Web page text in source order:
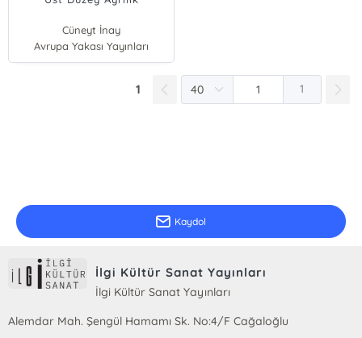
Cüneyt İnay
Avrupa Yakası Yayınları
1 1
Kaydol
İlgi Kültür Sanat Yayınları
İlgi Kültür Sanat Yayınları
Alemdar Mah. Şengül Hamamı Sk. No:4/F Cağaloğlu